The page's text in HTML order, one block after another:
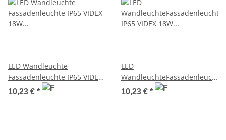
LED Wandleuchte
Fassadenleuchte IP65 VIDEX
18W 3000K-4000K-6500K
1850Lm Weiß
10,23 € *
LED
WandleuchteFassadenleuchte
IP65 VIDEX 18W 3000K-
4000K-6500K 1850Lm
10,23 € *